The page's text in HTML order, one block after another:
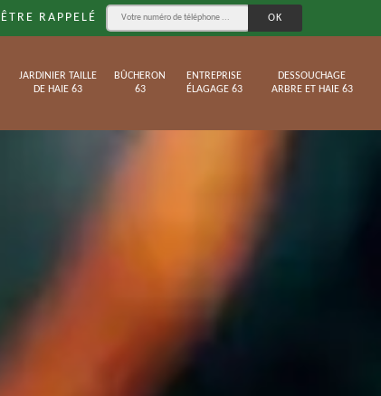
ÊTRE RAPPELÉ
JARDINIER TAILLE
DE HAIE 63
BÛCHERON
63
ENTREPRISE
ÉLAGAGE 63
DESSOUCHAGE
ARBRE ET HAIE 63